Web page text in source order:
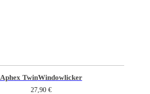
Aphex TwinWindowlicker
27,90 €